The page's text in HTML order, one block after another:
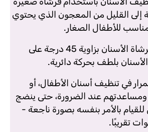
إلى القليل من المعجون الذي يحتوي
للأطفال الصغار.
يجب أن تكون فرشاة الأسنان بزاوية 45 درجة على
بلطف بحركة دائرية.
في تنظيف أسنان الأطفال، أو
ومساعدتهم عند الضرورة، حتى ينضج
بالأمر بنفسه بصورة ناجعة -